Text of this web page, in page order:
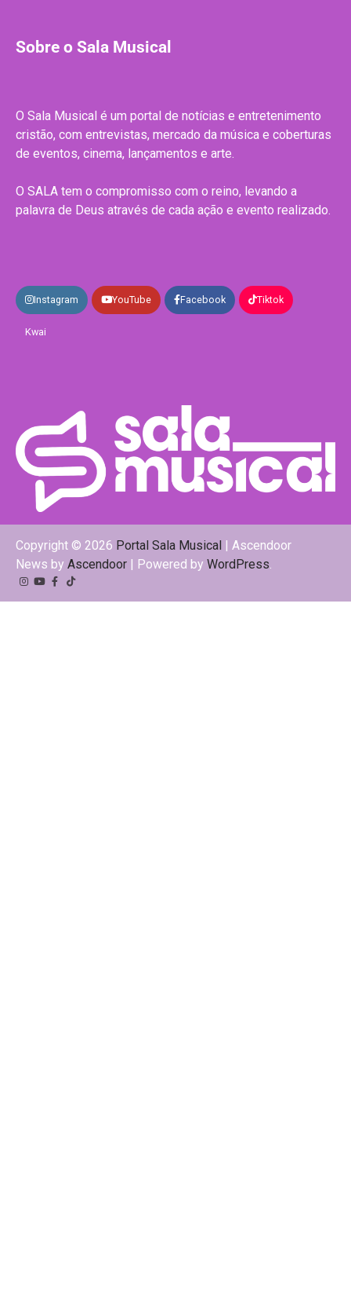
Sobre o Sala Musical
O Sala Musical é um portal de notícias e entretenimento
cristão, com entrevistas, mercado da música e coberturas
de eventos, cinema, lançamentos e arte.
O SALA tem o compromisso com o reino, levando a
palavra de Deus através de cada ação e evento realizado.
Instagram YouTube Facebook Tiktok
Kwai
Copyright © 2026 Portal Sala Musical | Ascendoor
News by Ascendoor | Powered by WordPress.
Instagram
YouTube
Facebook
Tiktok